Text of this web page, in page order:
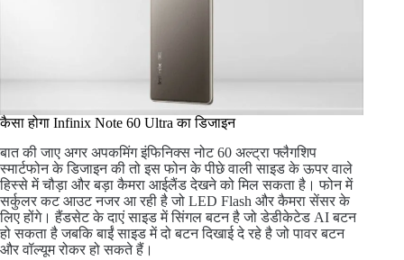
कैसा होगा Infinix Note 60 Ultra का डिजाइन
बात की जाए अगर अपकमिंग इंफिनिक्स नोट 60 अल्ट्रा फ्लैगशिप
स्मार्टफोन के डिजाइन की तो इस फोन के पीछे वाली साइड के ऊपर वाले
हिस्से में चौड़ा और बड़ा कैमरा आईलैंड देखने को मिल सकता है। फोन में
सर्कुलर कट आउट नजर आ रही है जो LED Flash और कैमरा सेंसर के
लिए होंगे। हैंडसेट के दाएं साइड में सिंगल बटन है जो डेडीकेटेड AI बटन
हो सकता है जबकि बाईं साइड में दो बटन दिखाई दे रहे है जो पावर बटन
और वॉल्यूम रोकर हो सकते हैं।